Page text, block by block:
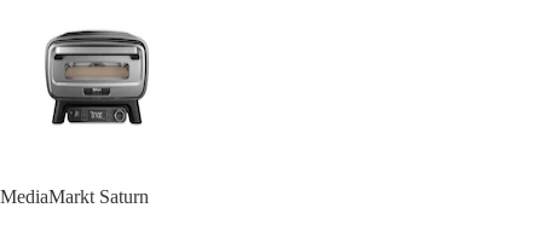
MediaMarkt Saturn